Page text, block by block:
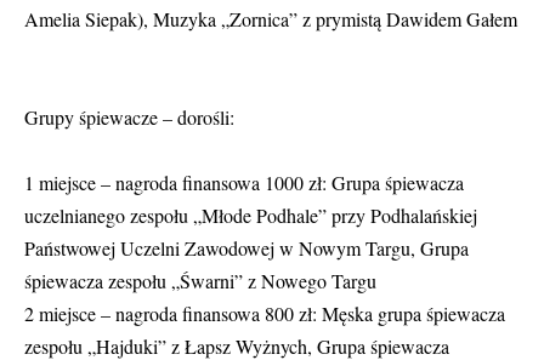
Amelia Siepak), Muzyka „Zornica” z prymistą Dawidem Gałem
Grupy śpiewacze – dorośli:
1 miejsce – nagroda finansowa 1000 zł: Grupa śpiewacza
uczelnianego zespołu „Młode Podhale” przy Podhalańskiej
Państwowej Uczelni Zawodowej w Nowym Targu, Grupa
śpiewacza zespołu „Śwarni” z Nowego Targu
2 miejsce – nagroda finansowa 800 zł: Męska grupa śpiewacza
zespołu „Hajduki” z Łapsz Wyżnych, Grupa śpiewacza